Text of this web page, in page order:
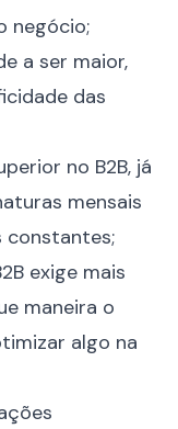
negócio;
a ser maior,
das
no B2B, já
mensais
constantes;
exige mais
maneira o
algo na